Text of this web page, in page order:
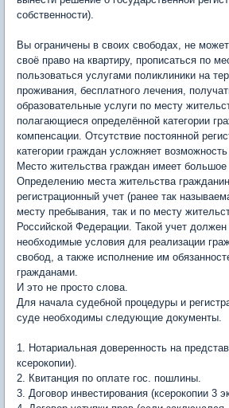
собственности).
Вы ограничены в своих свободах, не
своё право на квартиру, прописаться по
пользоваться услугами поликлиники на
проживания, бесплатного лечения,
образовательные услуги по месту
полагающиеся определённой категории
компенсации. Отсутствие постоянной
категории граждан усложняет возможность
Место жительства граждан имеет большое
Определению места жительства
регистрационный учет (ранее так
месту пребывания, так и по месту
Российской Федерации. Такой учет должен
необходимые условия для реализации
свобод, а также исполнение им
гражданами.
И это не просто слова.
Для начала судебной процедуры и
суде необходимы следующие документы.
1. Нотариальная доверенность на
ксерокопии).
2. Квитанция по оплате гос. пошлины.
3. Договор инвестирования (ксерокопии 3